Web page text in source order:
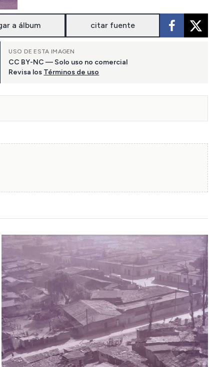
a álbum citar fuente
USO DE ESTA IMAGEN
CC BY-NC — Solo uso no comercial
Revisa los Términos de uso